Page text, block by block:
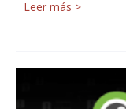
Leer más >